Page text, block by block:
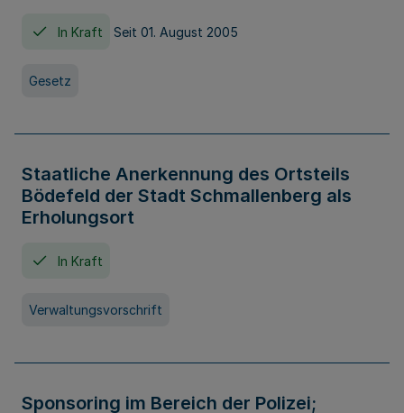
In Kraft Seit 01. August 2005
Gesetz
Staatliche Anerkennung des Ortsteils
Bödefeld der Stadt Schmallenberg als
Erholungsort
In Kraft
Verwaltungsvorschrift
Sponsoring im Bereich der Polizei;